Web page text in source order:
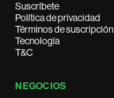
Suscríbete
Política de privacidad
Términos de suscripción
Tecnología
T&C
NEGOCIOS